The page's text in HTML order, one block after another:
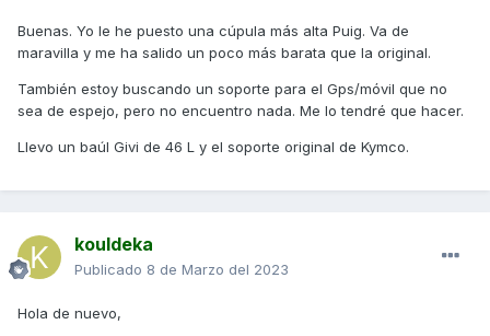
Buenas. Yo le he puesto una cúpula más alta Puig. Va de
maravilla y me ha salido un poco más barata que la original.
También estoy buscando un soporte para el Gps/móvil que no
sea de espejo, pero no encuentro nada. Me lo tendré que hacer.
Llevo un baúl Givi de 46 L y el soporte original de Kymco.
kouldeka
Publicado 8 de Marzo del 2023
Hola de nuevo,